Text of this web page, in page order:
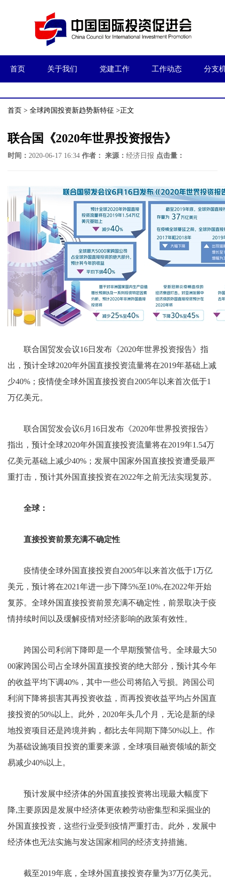
首页 关于我们 党建工作 工作动态 分支
首页 > 全球跨国投资新趋势新特征 >正文
联合国《2020年世界投资报告》
时间： 2020-06-17 16:34 作者： 来源： 经济日报 点击量：
联合国贸发会议16日发布《2020年世界投资报告》指
出，预计全球2020年外国直接投资流量将在2019年基础上减
少40%；疫情使全球外国直接投资自2005年以来首次低于1
万亿美元。
联合国贸发会议6月16日发布《2020年世界投资报告》
指出，预计全球2020年外国直接投资流量将在2019年1.54万
亿美元基础上减少40%；发展中国家外国直接投资遭受最严
重打击，预计其外国直接投资在2022年之前无法实现复苏。
全球：
直接投资前景充满不确定性
疫情使全球外国直接投资自2005年以来首次低于1万亿
美元，预计将在2021年进一步下降5%至10%,在2022年开始
复苏。全球外国直接投资前景充满不确定性，前景取决于疫
情持续时间以及缓解疫情对经济影响的政策有效性。
跨国公司利润下降即是一个早期预警信号。全球最大50
00家跨国公司占全球外国直接投资的绝大部分，预计其今年
的收益平均下调40%，其中一些公司将陷入亏损。跨国公司
利润下降将损害其再投资收益，而再投资收益平均占外国直
接投资的50%以上。此外，2020年头几个月，无论是新的绿
地投资项目还是跨境并购，都比去年同期下降50%以上。作
为基础设施项目投资的重要来源，全球项目融资领域的新交
易减少40%以上。
预计发展中经济体的外国直接投资将出现最大幅度下
降,主要原因是发展中经济体更依赖劳动密集型和采掘业的
外国直接投资，这些行业受到疫情严重打击。此外，发展中
经济体也无法实施与发达国家相同的经济支持措施。
截至2019年底，全球外国直接投资存量为37万亿美元。